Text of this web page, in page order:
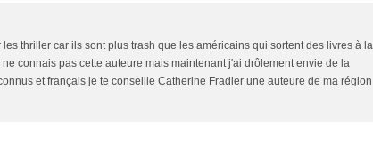
thriller car ils sont plus trash que les américains qui sortent des livres à la
connais pas cette auteure mais maintenant j'ai drôlement envie de la
et français je te conseille Catherine Fradier une auteure de ma région